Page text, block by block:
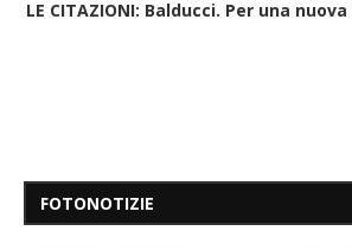
LE CITAZIONI: Balducci. Per una
FOTONOTIZIE